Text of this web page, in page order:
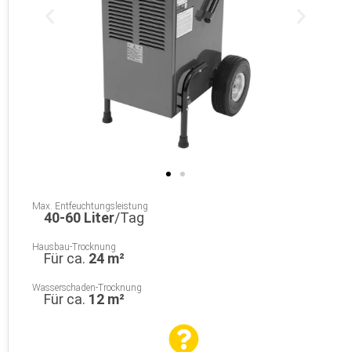
Max. Entfeuchtungsleistung
40-60 Liter/Tag
Hausbau-Trocknung
Für ca. 24 m²
Wasserschaden-Trocknung
Für ca. 12 m²